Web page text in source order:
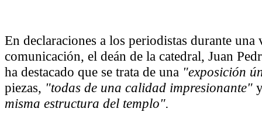
En declaraciones a los periodistas durante una
comunicación, el deán de la catedral, Juan
ha destacado que se trata de una "exposición
piezas, "todas de una calidad impresionante"
misma estructura del templo".